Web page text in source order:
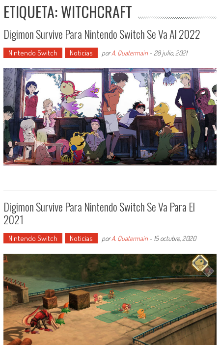
ETIQUETA: WITCHCRAFT
Digimon Survive Para Nintendo Switch Se Va Al 2022
Nintendo Switch Noticias porA. Quatermain- 28 julio, 2021
Digimon Survive Para Nintendo Switch Se Va Para El
2021
Nintendo Switch Noticias porA. Quatermain- 15 octubre, 2020